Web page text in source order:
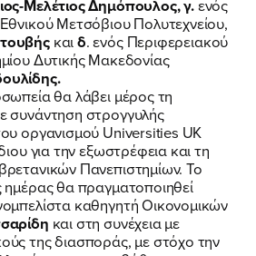
Μελέτιος Δημόπουλος, γ.ενός
Μετσόβιου Πολυτεχνείου,
καιδ. ενός Περιφερειακού
Δυτικής Μακεδονίας
θα λάβει μέρος τη
συνάντηση στρογγυλής
οργανισμού Universities UK
για την εξωστρέφεια και τη
Πανεπιστημίων. Το
ημέρας θα πραγματοποιηθεί
καθηγητή Οικονομικών
και στη συνέχεια με
της διασποράς, με στόχο την